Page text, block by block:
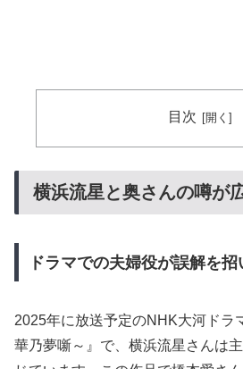
目次
横浜流星と奥さんの噂が
ドラマでの夫婦役が誤解を招
2025年に放送予定のNHK大河ドラ
華乃夢噺～』で、横浜流星さんは